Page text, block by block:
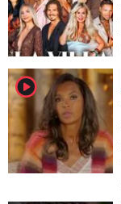
player2